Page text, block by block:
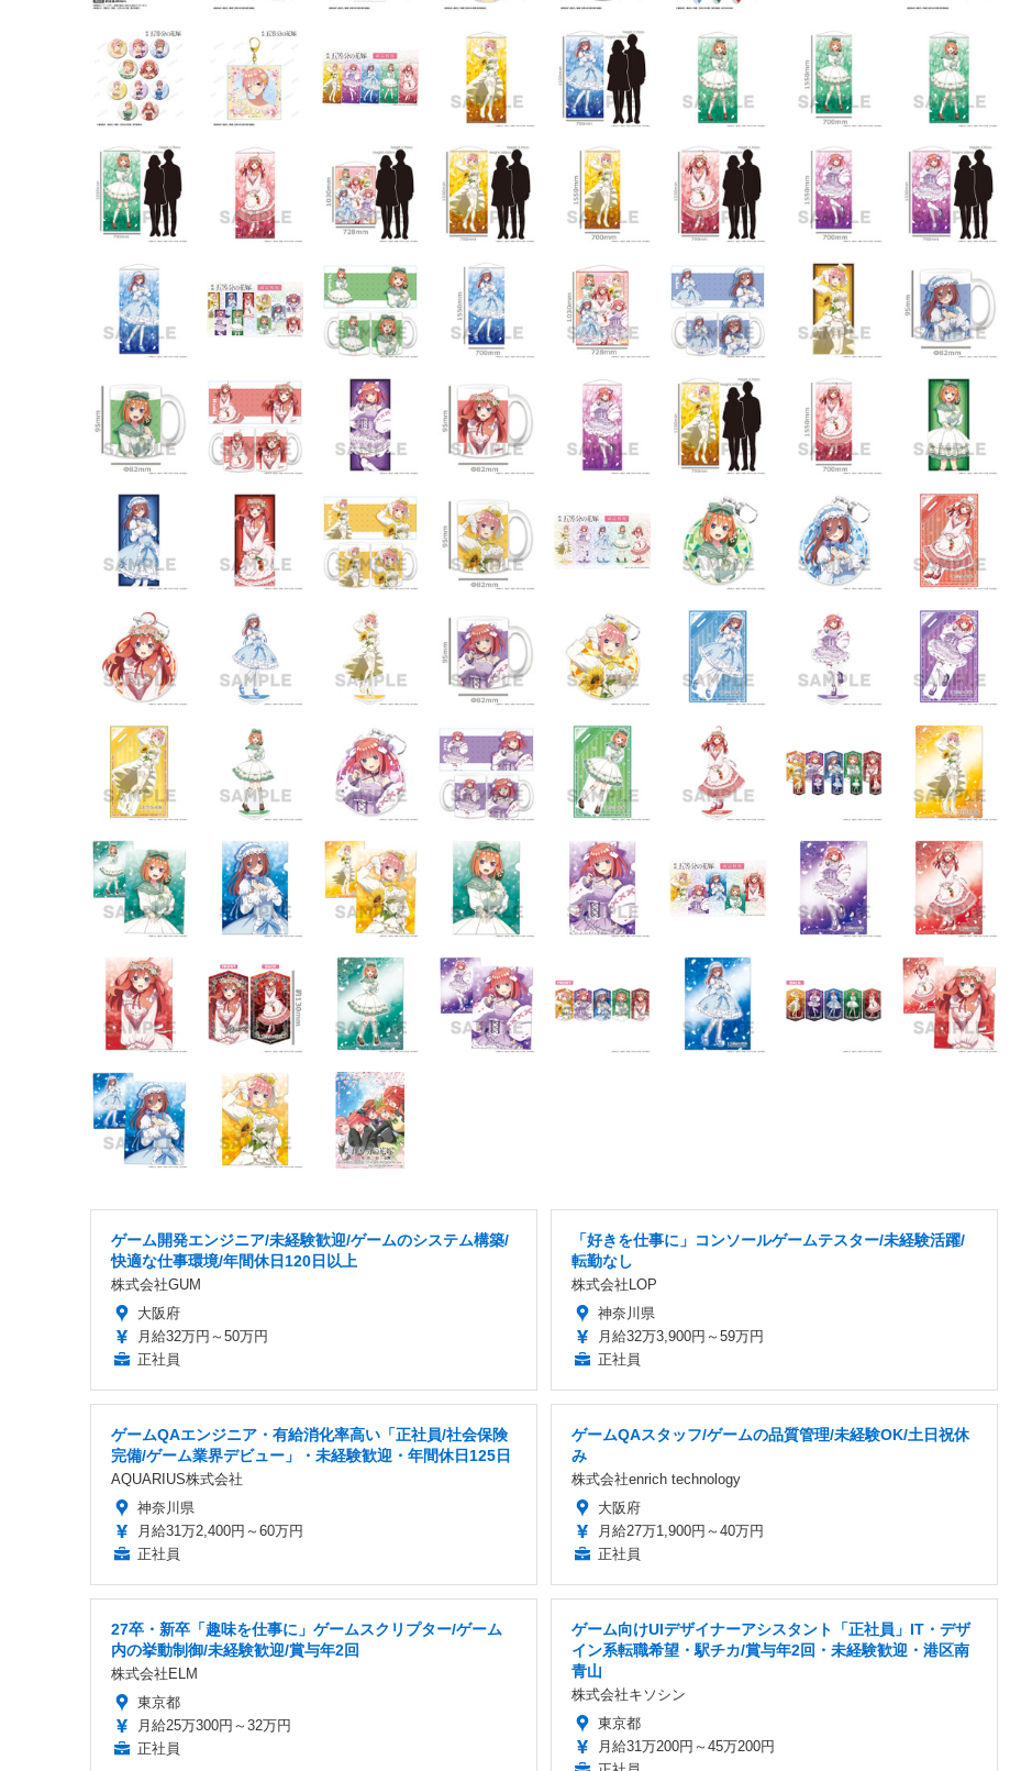
ゲーム開発エンジニア/未経験歓迎/ゲームのシステム構築/
快適な仕事環境/年間休日120日以上
株式会社GUM
大阪府
月給32万円～50万円
正社員
「好きを仕事に」コンソールゲームテスター/未経験活躍/
転勤なし
株式会社LOP
神奈川県
月給32万3,900円～59万円
正社員
ゲームQAエンジニア・有給消化率高い「正社員/社会保険
完備/ゲーム業界デビュー」・未経験歓迎・年間休日125日
AQUARIUS株式会社
神奈川県
月給31万2,400円～60万円
正社員
ゲームQAスタッフ/ゲームの品質管理/未経験OK/土日祝休
み
株式会社enrich technology
大阪府
月給27万1,900円～40万円
正社員
27卒・新卒「趣味を仕事に」ゲームスクリプター/ゲーム
内の挙動制御/未経験歓迎/賞与年2回
株式会社ELM
東京都
月給25万300円～32万円
正社員
ゲーム向けUIデザイナーアシスタント「正社員」IT・デザ
イン系転職希望・駅チカ/賞与年2回・未経験歓迎・港区南
青山
株式会社キソシン
東京都
月給31万200円～45万200円